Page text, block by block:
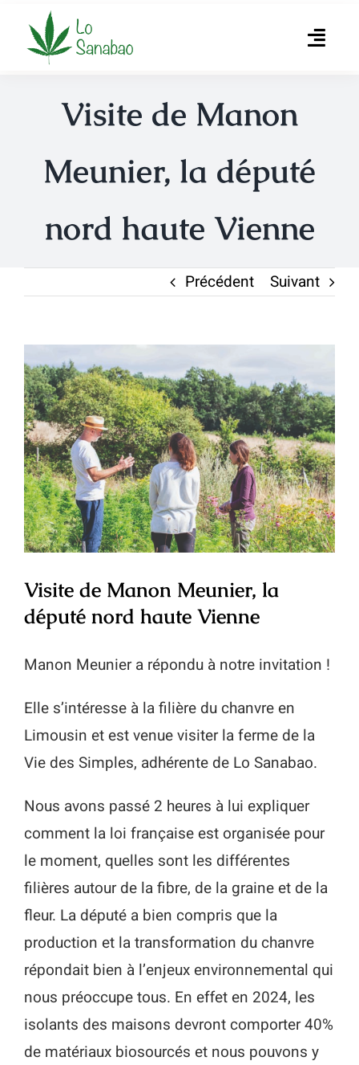
contenu
Produits
Producteurs
Actualités
Mon compte
Visite de Manon
Meunier, la député
nord haute Vienne
Précédent Suivant
Voir
l'image
agrandie
Visite de Manon Meunier, la
député nord haute Vienne
Manon Meunier a répondu à notre invitation !
Elle s’intéresse à la filière du chanvre en
Limousin et est venue visiter la ferme de la
Vie des Simples, adhérente de Lo Sanabao.
Nous avons passé 2 heures à lui expliquer
comment la loi française est organisée pour
le moment, quelles sont les différentes
filières autour de la fibre, de la graine et de la
fleur. La député a bien compris que la
production et la transformation du chanvre
répondait bien à l’enjeux environnemental qui
nous préoccupe tous. En effet en 2024, les
isolants des maisons devront comporter 40%
de matériaux biosourcés et nous pouvons y